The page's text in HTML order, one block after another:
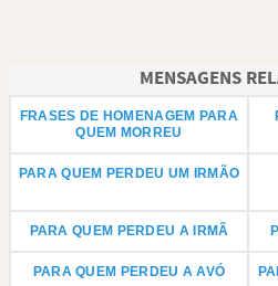
MENSAGENS
FRASES DE HOMENAGEM PARA
QUEM MORREU
PARA QUEM PERDEU UM IRMÃO
PARA QUEM PERDEU A IRMÃ
PARA QUEM PERDEU A AVÓ